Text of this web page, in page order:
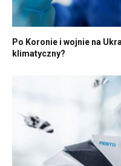
Po Koronie i wojnie na
klimatyczny?